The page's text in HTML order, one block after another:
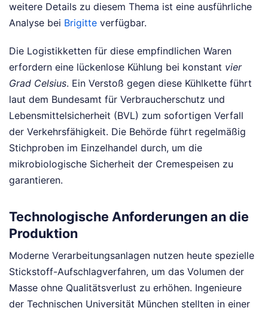
weitere Details zu diesem Thema ist eine ausführliche
Analyse bei Brigitte verfügbar.
Die Logistikketten für diese empfindlichen Waren
erfordern eine lückenlose Kühlung bei konstant vier
Grad Celsius. Ein Verstoß gegen diese Kühlkette führt
laut dem Bundesamt für Verbraucherschutz und
Lebensmittelsicherheit (BVL) zum sofortigen Verfall
der Verkehrsfähigkeit. Die Behörde führt regelmäßig
Stichproben im Einzelhandel durch, um die
mikrobiologische Sicherheit der Cremespeisen zu
garantieren.
Technologische Anforderungen an die
Produktion
Moderne Verarbeitungsanlagen nutzen heute spezielle
Stickstoff-Aufschlagverfahren, um das Volumen der
Masse ohne Qualitätsverlust zu erhöhen. Ingenieure
der Technischen Universität München stellten in einer